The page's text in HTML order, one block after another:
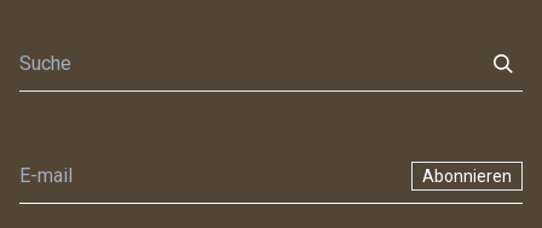
Abonnieren